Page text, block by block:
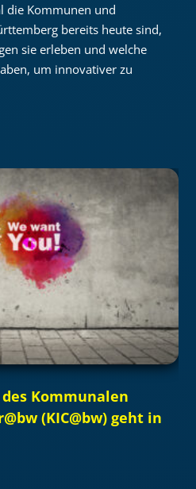
die Kommunen und
bereits heute sind,
sie erleben und welche
um innovativer zu
Kommunalen
(KIC@bw) geht in